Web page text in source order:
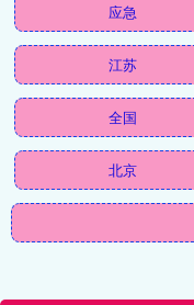
应急
江苏
全国
北京